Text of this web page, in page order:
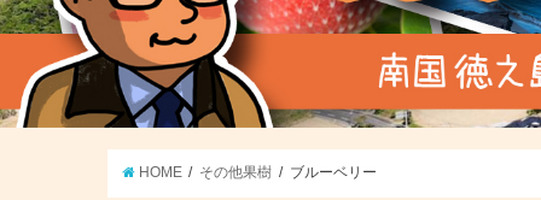
HOME その他果樹 ブルーベリー